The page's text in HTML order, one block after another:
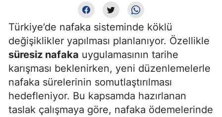
Türkiye’de nafaka sisteminde köklü
değişiklikler yapılması planlanıyor. Özellikle
süresiz nafaka uygulamasının tarihe
karışması beklenirken, yeni düzenlemelerle
nafaka sürelerinin somutlaştırılması
hedefleniyor. Bu kapsamda hazırlanan
taslak çalışmaya göre, nafaka ödemelerinde